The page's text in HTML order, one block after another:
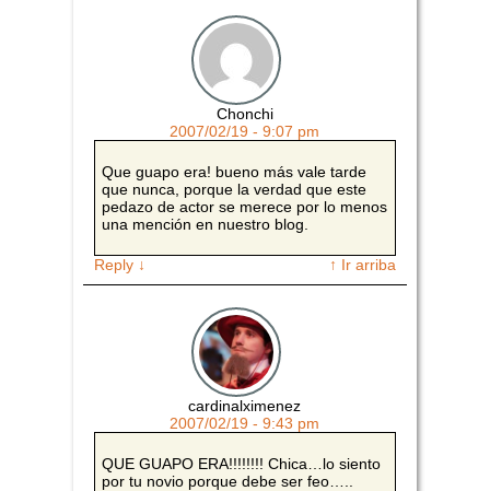
Chonchi
2007/02/19 - 9:07 pm
Que guapo era! bueno más vale tarde
que nunca, porque la verdad que este
pedazo de actor se merece por lo menos
una mención en nuestro blog.
Reply ↓ ↑ Ir arriba
cardinalximenez
2007/02/19 - 9:43 pm
QUE GUAPO ERA!!!!!!!! Chica…lo siento
por tu novio porque debe ser feo…..